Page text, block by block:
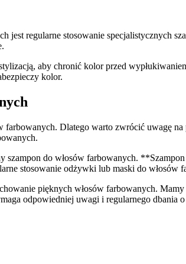
jest ⁤regularne stosowanie specjalistycznych
aby chronić kolor⁤ przed
kolor.
Dlatego ⁤warto zwrócić uwagę⁢
do⁣ włosów farbowanych.
stosowanie odżywki lub maski do
​pięknych włosów ⁣farbowanych.
odpowiedniej uwagi i regularnego⁣ dbania